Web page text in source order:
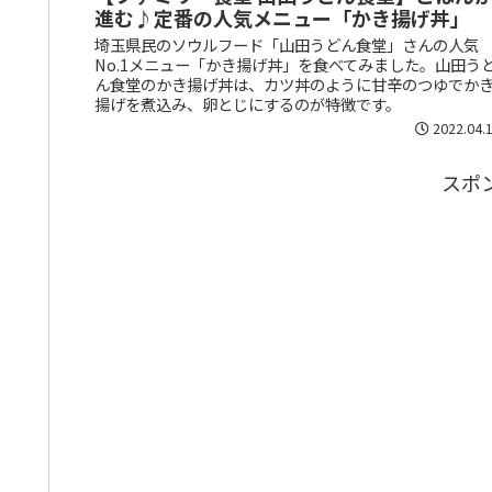
進む♪定番の人気メニュー「かき揚げ丼」
埼玉県民のソウルフード「山田うどん食堂」さんの人気
No.1メニュー「かき揚げ丼」を食べてみました。山田う
ん食堂のかき揚げ丼は、カツ丼のように甘辛のつゆでかき
揚げを煮込み、卵とじにするのが特徴です。
スポ